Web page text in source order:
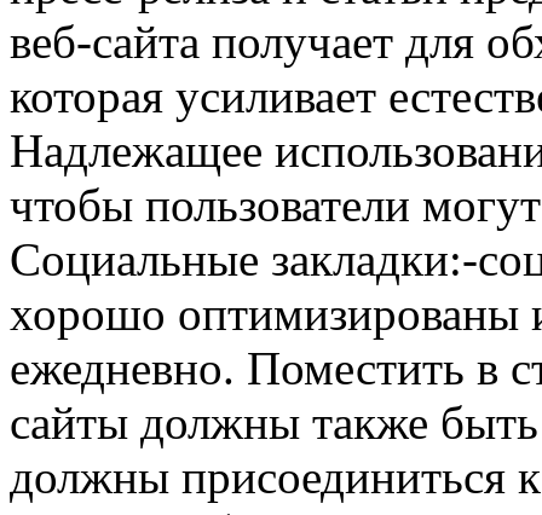
веб-сайта получает для
которая усиливает
Надлежащее
чтобы пользователи
Социальные закладки:-
хорошо оптимизированы
ежедневно. Поместить в
сайты должны также
должны присоединиться